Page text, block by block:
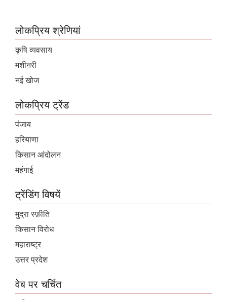
लोकप्रिय श्रेणियां
कृषि व्यवसाय
मशीनरी
नई खोज
लोकप्रिय ट्रेंड
पंजाब
हरियाणा
किसान आंदोलन
महंगाई
ट्रेंडिंग विषयें
मुद्रा स्फ़ीति
किसान विरोध
महाराष्ट्र
उत्तर प्रदेश
वेब पर चर्चित